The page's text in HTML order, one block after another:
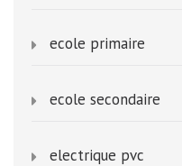
ecole primaire
ecole secondaire
electrique pvc